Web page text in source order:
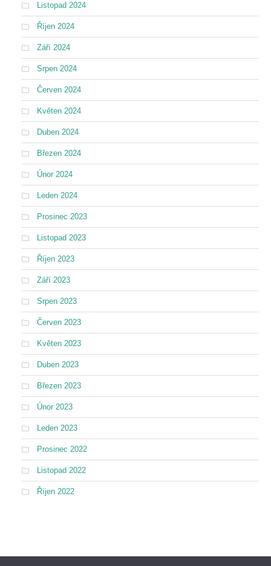
Listopad 2024
Říjen 2024
Září 2024
Srpen 2024
Červen 2024
Květen 2024
Duben 2024
Březen 2024
Únor 2024
Leden 2024
Prosinec 2023
Listopad 2023
Říjen 2023
Září 2023
Srpen 2023
Červen 2023
Květen 2023
Duben 2023
Březen 2023
Únor 2023
Leden 2023
Prosinec 2022
Listopad 2022
Říjen 2022